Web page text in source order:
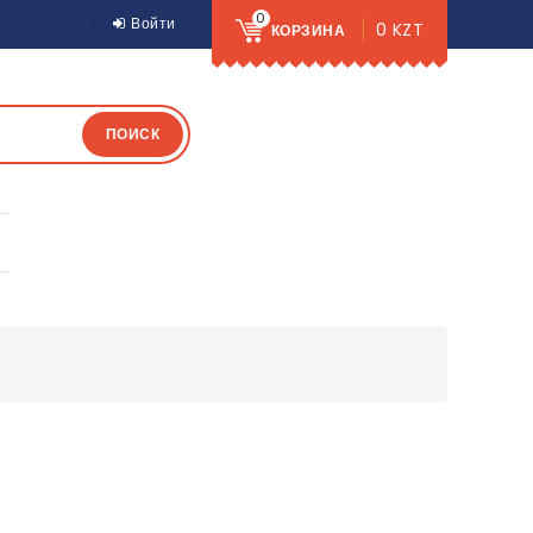
0
КОРЗИНА 0 KZT
Войти
ПОИСК